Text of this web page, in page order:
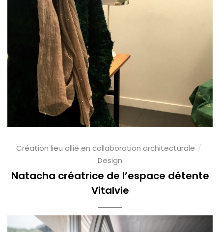
Création lieu allié en collaboration architecturale
Design
Natacha créatrice de l’espace détente
Vitalvie